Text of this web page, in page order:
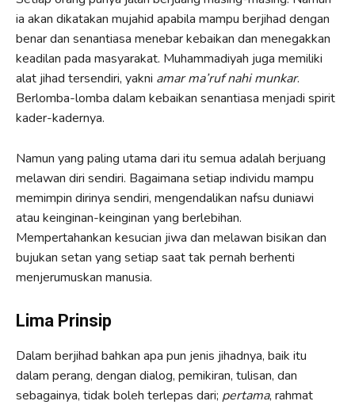
ia akan dikatakan mujahid apabila mampu berjihad dengan
benar dan senantiasa menebar kebaikan dan menegakkan
keadilan pada masyarakat. Muhammadiyah juga memiliki
alat jihad tersendiri, yakni amar ma’ruf nahi munkar.
Berlomba-lomba dalam kebaikan senantiasa menjadi spirit
kader-kadernya.
Namun yang paling utama dari itu semua adalah berjuang
melawan diri sendiri. Bagaimana setiap individu mampu
memimpin dirinya sendiri, mengendalikan nafsu duniawi
atau keinginan-keinginan yang berlebihan.
Mempertahankan kesucian jiwa dan melawan bisikan dan
bujukan setan yang setiap saat tak pernah berhenti
menjerumuskan manusia.
Lima Prinsip
Dalam berjihad bahkan apa pun jenis jihadnya, baik itu
dalam perang, dengan dialog, pemikiran, tulisan, dan
sebagainya, tidak boleh terlepas dari; pertama, rahmat